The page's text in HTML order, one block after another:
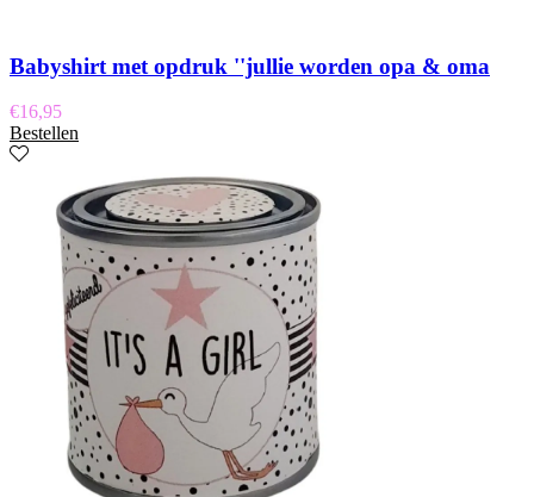
Babyshirt met opdruk ''jullie worden opa & oma
€16,95
Bestellen